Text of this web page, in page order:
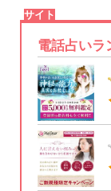
サイト
電話占いラ